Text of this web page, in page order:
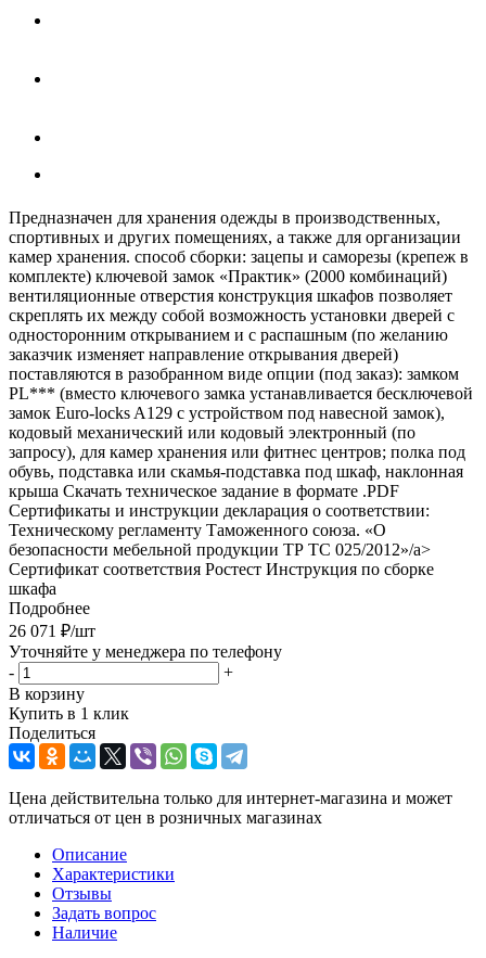
Предназначен для хранения одежды в производственных,
спортивных и других помещениях, а также для организации
камер хранения. способ сборки: зацепы и саморезы (крепеж в
комплекте) ключевой замок «Практик» (2000 комбинаций)
вентиляционные отверстия конструкция шкафов позволяет
скреплять их между собой возможность установки дверей с
односторонним открыванием и с распашным (по желанию
заказчик изменяет направление открывания дверей)
поставляются в разобранном виде опции (под заказ): замком
PL*** (вместо ключевого замка устанавливается бесключевой
замок Euro-locks A129 с устройством под навесной замок),
кодовый механический или кодовый электронный (по
запросу), для камер хранения или фитнес центров; полка под
обувь, подставка или скамья-подставка под шкаф, наклонная
крыша Скачать техническое задание в формате .PDF
Cертификаты и инструкции декларация о соответствии:
Техническому регламенту Таможенного союза. «О
безопасности мебельной продукции ТР ТС 025/2012»/a>
Сертификат соответствия Ростест Инструкция по сборке
шкафа
Подробнее
26 071 ₽/шт
Уточняйте у менеджера по телефону
-
+
В корзину
Купить в 1 клик
Поделиться
Цена действительна только для интернет-магазина и может
отличаться от цен в розничных магазинах
Описание
Характеристики
Отзывы
Задать вопрос
Наличие